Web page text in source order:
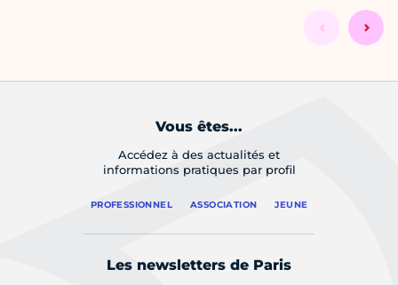
Vous êtes...
Accédez à des actualités et
informations pratiques par profil
PROFESSIONNEL ASSOCIATION JEUNE
Les newsletters de Paris